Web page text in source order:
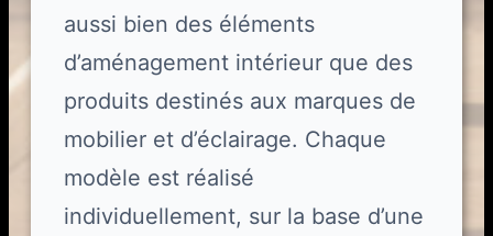
aussi bien des éléments
d’aménagement intérieur que des
produits destinés aux marques de
mobilier et d’éclairage. Chaque
modèle est réalisé
individuellement, sur la base d’une